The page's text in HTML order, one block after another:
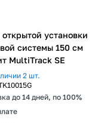
установки
системы 150 см
MultiTrack SE
2 шт.
до 14 дней, по 100%